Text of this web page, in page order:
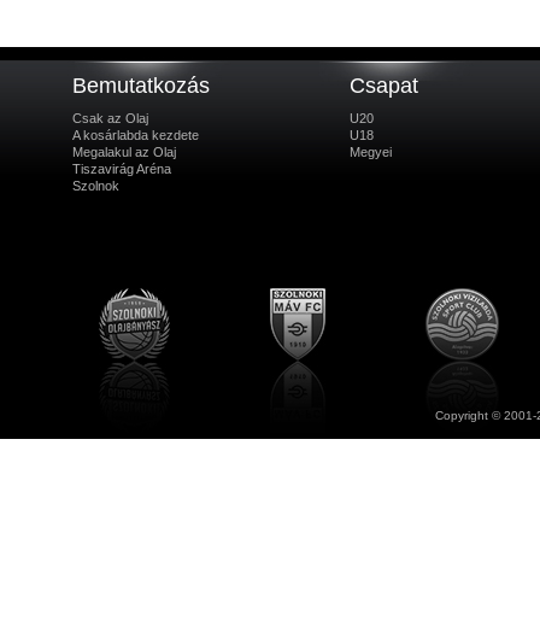
Bemutatkozás
Csak az Olaj
A kosárlabda kezdete
Megalakul az Olaj
Tiszavirág Aréna
Szolnok
Csapat
U20
U18
Megyei
Copyright ©